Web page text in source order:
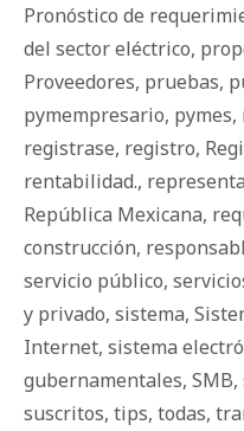
Pronóstico de
del sector eléctrico,
Proveedores, pruebas,
pymempresario, pymes,
registrase, registro,
rentabilidad.,
República Mexicana,
construcción,
servicio público,
y privado, sistema,
Internet, sistema
gubernamentales, SMB,
suscritos, tips, todas,